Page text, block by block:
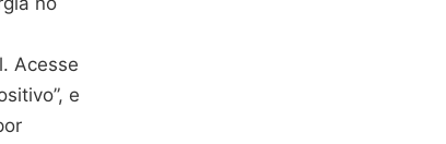
Acesse
e